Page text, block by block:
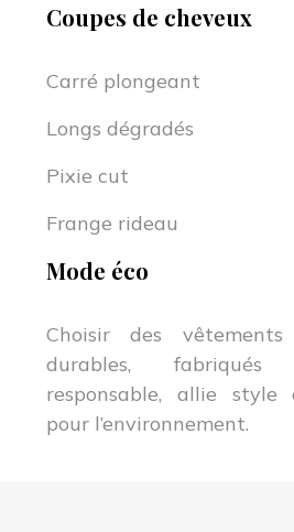
Coupes de cheveux
Carré plongeant
Longs dégradés
Pixie cut
Frange rideau
Mode éco
Choisir des vêtements
durables,
responsable, allie style
pour l’environnement.